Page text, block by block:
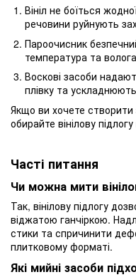
Вініл не боїться
речовини руйнують
Пароочисник
температура та
Воскові засоби
плівку та
Якщо ви хочете
обирайте вінілову
Часті питання
Чи можна мити
Так, вінілову підлогу
віджатою ганчіркою.
стики та спричинити
плитковому форматі.
Які мийні засоби